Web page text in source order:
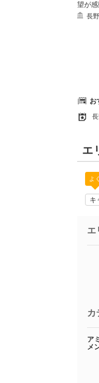
望が
長
お
エ
よ
キ
エ
カ
ア
メ